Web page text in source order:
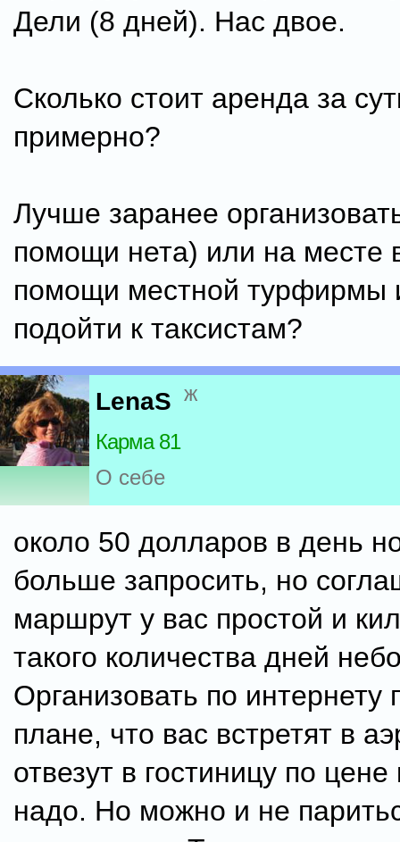
Дели (8 дней). Нас двое.
Сколько стоит аренда за
примерно?
Лучше заранее
помощи нета) или на месте
помощи местной турфирмы
подойти к таксистам?
LenaS ж
Карма 81
О себе
около 50 долларов в день
больше запросить, но
маршрут у вас простой и
такого количества дней
Организовать по
плане, что вас встретят в
отвезут в гостиницу по
надо. Но можно и не